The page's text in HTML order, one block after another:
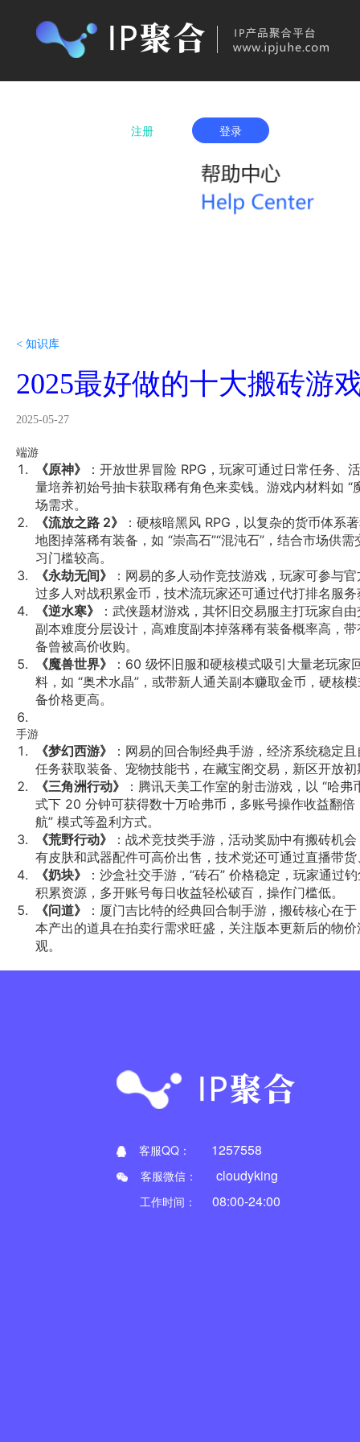
首页 产品购买 IP城市列表 服务
注册 登录
< 知识库
2025最好做的十大搬砖游
2025-05-27
端游
《原神》
：开放世界冒险 RPG，玩家可通过日常任务、
量培养初始号抽卡获取稀有角色来卖钱。游戏内材料如 “
场需求。
《流放之路 2》
：硬核暗黑风 RPG，以复杂的货币体系
地图掉落稀有装备，如 “崇高石”“混沌石”，结合市场供
习门槛较高。
《永劫无间》
：网易的多人动作竞技游戏，玩家可参与
过多人对战积累金币，技术流玩家还可通过代打排名服
《逆水寒》
：武侠题材游戏，其怀旧交易服主打玩家自
副本难度分层设计，高难度副本掉落稀有装备概率高，带
备曾被高价收购。
《魔兽世界》
：60 级怀旧服和硬核模式吸引大量老玩家
料，如 “奥术水晶”，或带新人通关副本赚取金币，硬核
备价格更高。
手游
《梦幻西游》
：网易的回合制经典手游，经济系统稳定
任务获取装备、宠物技能书，在藏宝阁交易，新区开放
《三角洲行动》
：腾讯天美工作室的射击游戏，以 “哈
式下 20 分钟可获得数十万哈弗币，多账号操作收益翻倍
航” 模式等盈利方式。
《荒野行动》
：战术竞技类手游，活动奖励中有搬砖机
有皮肤和武器配件可高价出售，技术党还可通过直播带
《奶块》
：沙盒社交手游，“砖石” 价格稳定，玩家通过
积累资源，多开账号每日收益轻松破百，操作门槛低。
《问道》
：厦门吉比特的经典回合制手游，搬砖核心在
本产出的道具在拍卖行需求旺盛，关注版本更新后的物
观。
客服QQ： 1257558
客服微信： cloudyking
工作时间： 08:00-24:00